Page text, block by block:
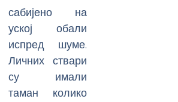
сабијено на
уској обали
испред шуме.
Личних ствари
су имали
таман колико